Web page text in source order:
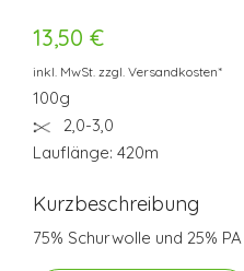
13,50 €
inkl. MwSt. zzgl. Versandkosten*
100g
2,0-3,0
Lauflänge: 420m
Kurzbeschreibung
75% Schurwolle und 25% PA